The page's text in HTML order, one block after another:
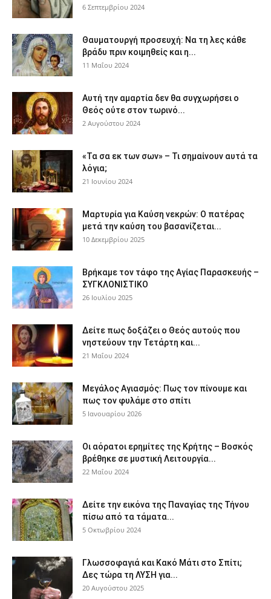
6 Σεπτεμβρίου 2024
Θαυματουργή προσευχή: Να τη λες κάθε
βράδυ πριν κοιμηθείς και η...
11 Μαΐου 2024
Αυτή την αμαρτία δεν θα συγχωρήσει ο
Θεός ούτε στον τωρινό...
2 Αυγούστου 2024
«Τα σα εκ των σων» – Τι σημαίνουν αυτά τα
λόγια;
21 Ιουνίου 2024
Μαρτυρία για Καύση νεκρών: Ο πατέρας
μετά την καύση του βασανίζεται...
10 Δεκεμβρίου 2025
Βρήκαμε τον τάφο της Αγίας Παρασκευής –
ΣΥΓΚΛΟΝΙΣΤΙΚΟ
26 Ιουλίου 2025
Δείτε πως δοξάζει ο Θεός αυτούς που
νηστεύουν την Τετάρτη και...
21 Μαΐου 2024
Μεγάλος Αγιασμός: Πως τον πίνουμε και
πως τον φυλάμε στο σπίτι
5 Ιανουαρίου 2026
Οι αόρατοι ερημίτες της Κρήτης – Βοσκός
βρέθηκε σε μυστική Λειτουργία...
22 Μαΐου 2024
Δείτε την εικόνα της Παναγίας της Τήνου
πίσω από τα τάματα...
5 Οκτωβρίου 2024
Γλωσσοφαγιά και Κακό Μάτι στο Σπίτι;
Δες τώρα τη ΛΥΣΗ για...
20 Αυγούστου 2025